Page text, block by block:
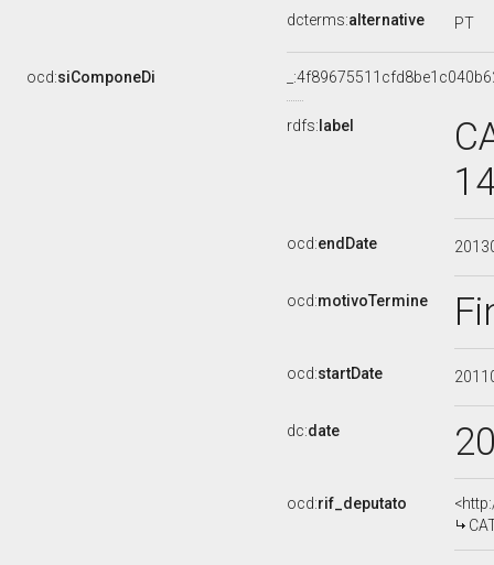
dcterms:alternative PT
ocd:siComponeDi
rdfs: label
ocd:endDate
ocd:motivoTermine
ocd:startDate
dc:date
ocd:rif_deputato